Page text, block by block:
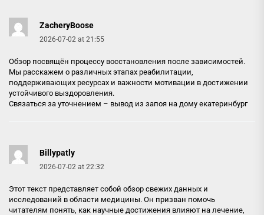
ZacheryBoose
2026-07-02 at 21:55
Обзор посвящён процессу восстановления после зависимостей.
Мы расскажем о различных этапах реабилитации,
поддерживающих ресурсах и важности мотивации в достижении
устойчивого выздоровления.
Связаться за уточнением – вывод из запоя на дому екатеринбург
Billypatly
2026-07-02 at 22:32
Этот текст представляет собой обзор свежих данных и
исследований в области медицины. Он призван помочь
читателям понять, как научные достижения влияют на лечение,